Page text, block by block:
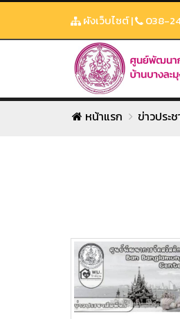
ผังเว็บไซต์| 038-
หน้าแรก ข่าวประ